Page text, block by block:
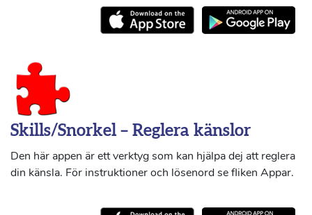
Skills/Snorkel – Reglera känslor
Den här appen är ett verktyg som kan hjälpa dej att reglera
din känsla. För instruktioner och lösenord se fliken Appar.